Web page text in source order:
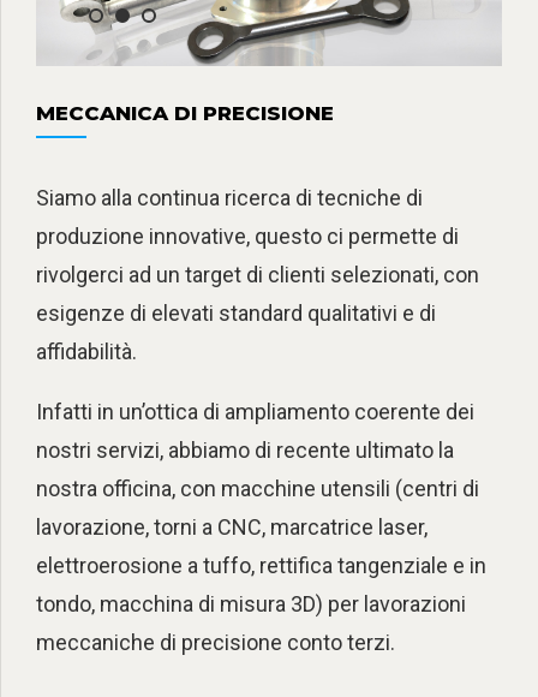
MECCANICA DI PRECISIONE
Siamo alla continua ricerca di tecniche di
produzione innovative, questo ci permette di
rivolgerci ad un target di clienti selezionati, con
esigenze di elevati standard qualitativi e di
affidabilità.
Infatti in un’ottica di ampliamento coerente dei
nostri servizi, abbiamo di recente ultimato la
nostra officina, con macchine utensili (centri di
lavorazione, torni a CNC, marcatrice laser,
elettroerosione a tuffo, rettifica tangenziale e in
tondo, macchina di misura 3D) per lavorazioni
meccaniche di precisione conto terzi.